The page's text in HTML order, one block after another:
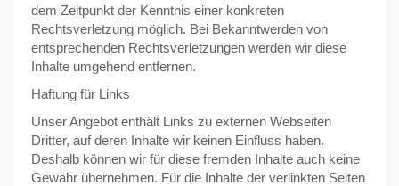
dem Zeitpunkt der Kenntnis einer konkreten
Rechtsverletzung möglich. Bei Bekanntwerden von
entsprechenden Rechtsverletzungen werden wir diese
Inhalte umgehend entfernen.
Haftung für Links
Unser Angebot enthält Links zu externen Webseiten
Dritter, auf deren Inhalte wir keinen Einfluss haben.
Deshalb können wir für diese fremden Inhalte auch keine
Gewähr übernehmen. Für die Inhalte der verlinkten Seiten